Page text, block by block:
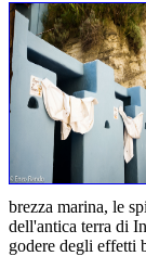
brezza marina, le
dell'antica terra di
godere degli effetti